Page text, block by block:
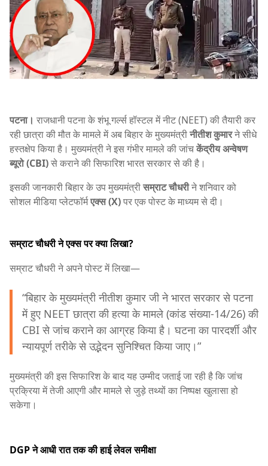
पटना। राजधानी पटना के शंभू गर्ल्स हॉस्टल में नीट (NEET) की तैयारी कर
रही छात्रा की मौत के मामले में अब बिहार के मुख्यमंत्रीनीतीश कुमारने सीधे
हस्तक्षेप किया है। मुख्यमंत्री ने इस गंभीर मामले की जांचकेंद्रीय अन्वेषण
ब्यूरो (CBI)से कराने की सिफारिश भारत सरकार से की है।
इसकी जानकारी बिहार के उप मुख्यमंत्रीसम्राट चौधरीने शनिवार को
सोशल मीडिया प्लेटफॉर्मएक्स (X)पर एक पोस्ट के माध्यम से दी।
सम्राट चौधरी ने एक्स पर क्या लिखा?
सम्राट चौधरी ने अपने पोस्ट में लिखा—
“बिहार के मुख्यमंत्री नीतीश कुमार जी ने भारत सरकार से पटना
में हुए NEET छात्रा की हत्या के मामले (कांड संख्या-14/26) की
CBI से जांच कराने का आग्रह किया है। घटना का पारदर्शी और
न्यायपूर्ण तरीके से उद्भेदन सुनिश्चित किया जाए।”
मुख्यमंत्री की इस सिफारिश के बाद यह उम्मीद जताई जा रही है कि जांच
प्रक्रिया में तेजी आएगी और मामले से जुड़े तथ्यों का निष्पक्ष खुलासा हो
सकेगा।
DGP ने आधी रात तक की हाई लेवल समीक्षा